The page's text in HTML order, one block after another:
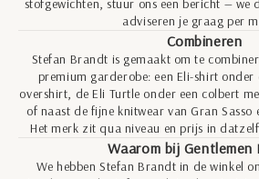
stofgewichten, stuur ons een bericht — we
adviseren je graag per
Combineren
Stefan Brandt is gemaakt om te
premium garderobe: een Eli-shirt onder
overshirt, de Eli Turtle onder een colbert
of naast de fijne knitwear van Gran Sasso
Het merk zit qua niveau en prijs in
Waarom bij Gentlemen
We hebben Stefan Brandt in de winkel